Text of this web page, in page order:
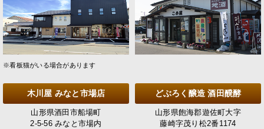
※看板猫がいる場合があります
木川屋 みなと市場店
山形県酒田市船場町
2-5-56 みなと市場内
どぶろく醸造 酒田醗酵
山形県飽海郡遊佐町大字
藤崎字茂り松2番1174